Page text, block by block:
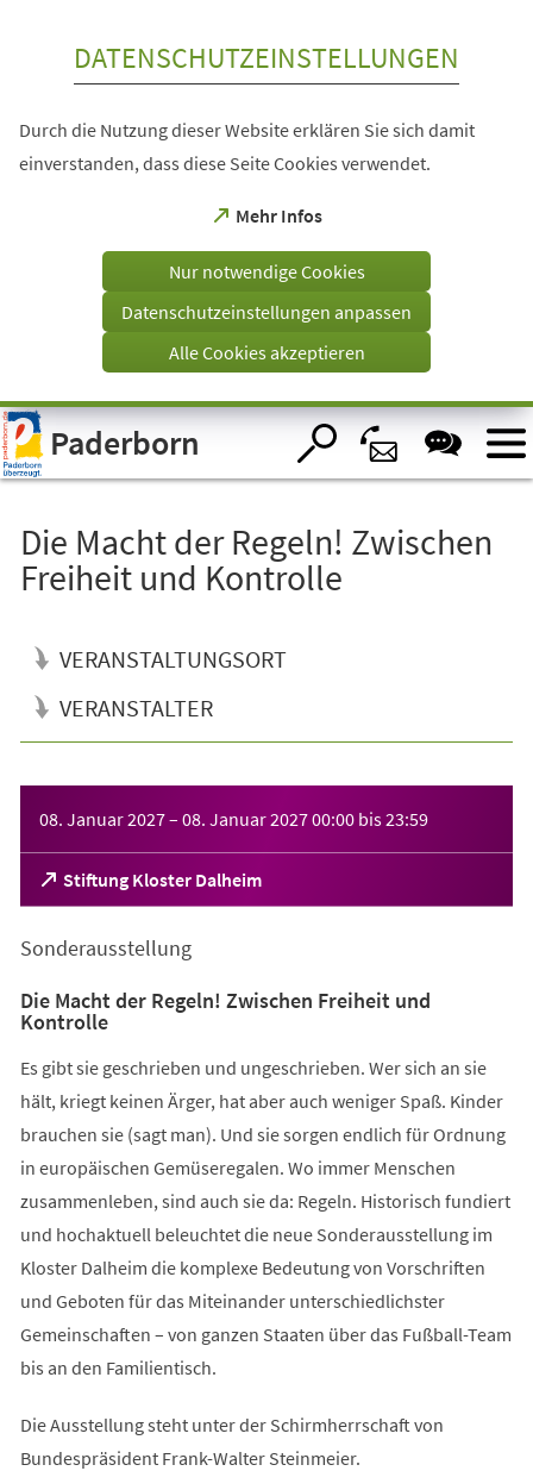
Visuelle
Assistenzsoftware
öffnen.
DATENSCHUTZEINSTELLUNGEN
Durch die Nutzung dieser Website erklären Sie sich damit
einverstanden, dass diese Seite Cookies verwendet.
Mehr Infos
(Öffnet
einem
Tab)
Nur notwendige Cookies
Datenschutzeinstellungen anpassen
Alle Cookies akzeptieren
Paderborn
Die Macht der Regeln! Zwischen
Freiheit und Kontrolle
VERANSTALTUNGSORT
VERANSTALTER
08. Januar 2027– 08. Januar 202700:00 bis23:59
Stiftung Kloster Dalheim
(Öffnet
in
neuen
Sonderausstellung
Die Macht der Regeln! Zwischen Freiheit und
Kontrolle
Es gibt sie geschrieben und ungeschrieben. Wer sich an sie
hält, kriegt keinen Ärger, hat aber auch weniger Spaß. Kinder
brauchen sie (sagt man). Und sie sorgen endlich für Ordnung
in europäischen Gemüseregalen. Wo immer Menschen
zusammenleben, sind auch sie da: Regeln. Historisch fundiert
und hochaktuell beleuchtet die neue Sonderausstellung im
Kloster Dalheim die komplexe Bedeutung von Vorschriften
und Geboten für das Miteinander unterschiedlichster
Gemeinschaften – von ganzen Staaten über das Fußball-Team
bis an den Familientisch.
Die Ausstellung steht unter der Schirmherrschaft von
Bundespräsident Frank-Walter Steinmeier.